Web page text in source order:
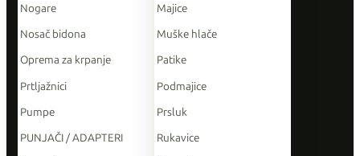
Nogare
Nosač bidona
Oprema za krpanje
Prtljažnici
Pumpe
PUNJAČI / ADAPTERI
Majice
Muške hlače
Patike
Podmajice
Prsluk
Rukavice